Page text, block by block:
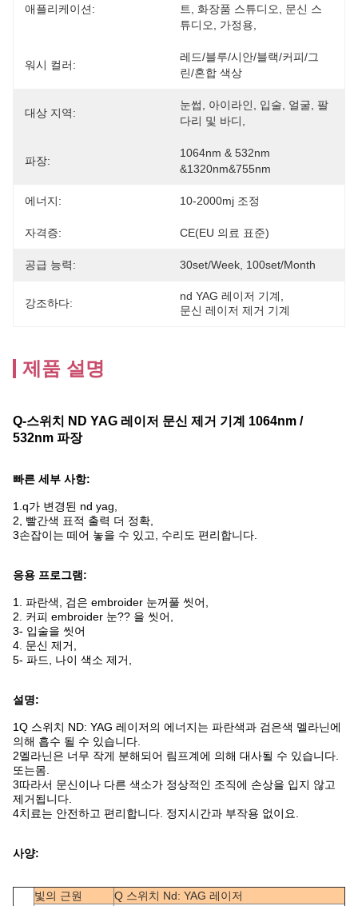
애플리케이션:
트, 화장품 스튜디오, 문신 스
튜디오, 가정용,
워시 컬러:
레드/블루/시안/블랙/커피/그
린/혼합 색상
대상 지역:
눈썹, 아이라인, 입술, 얼굴, 팔
다리 및 바디,
파장:
1064nm & 532nm
&1320nm&755nm
에너지: 10-2000mj 조정
자격증: CE(EU 의료 표준)
공급 능력: 30set/week, 100set/Month
강조하다:
nd YAG 레이저 기계
문신 레이저 제거 기계
제품 설명
Q-스위치 ND YAG 레이저 문신 제거 기계 1064nm /
532nm 파장
빠른 세부 사항:
1.q가 변경된 nd yag,
2, 빨간색 표적 출력 더 정확,
3손잡이는 떼어 놓을 수 있고, 수리도 편리합니다.
응용 프로그램:
1. 파란색, 검은 embroider 눈꺼풀 씻어,
2. 커피 embroider 눈?? 을 씻어,
3- 입술을 씻어
4. 문신 제거,
5- 파드, 나이 색소 제거,
설명:
1Q 스위치 ND: YAG 레이저의 에너지는 파란색과 검은색 멜라닌에
의해 흡수 될 수 있습니다.
2멜라닌은 너무 작게 분해되어 림프계에 의해 대사될 수 있습니다.
또는몸.
3따라서 문신이나 다른 색소가 정상적인 조직에 손상을 입지 않고
제거됩니다.
4치료는 안전하고 편리합니다. 정지시간과 부작용 없이요.
사양:
빛의 근원 Q 스위치 Nd: YAG 레이저